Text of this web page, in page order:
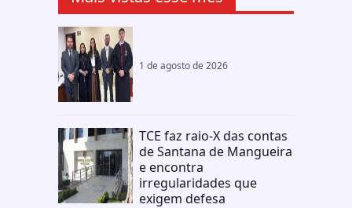
1 de agosto de 2026
TCE faz raio-X das contas
de Santana de Mangueira
e encontra
irregularidades que
exigem defesa